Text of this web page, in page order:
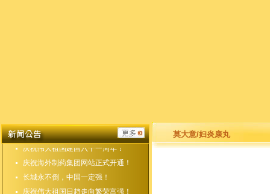
庆祝集团公司成立二十二周年！
庆祝伟大祖国建国六十一周年！
庆祝海外制药集团网站正式开通！
长城永不倒，中国一定强！
庆祝伟大祖国日趋走向繁荣富强！
莫大意/妇炎康丸